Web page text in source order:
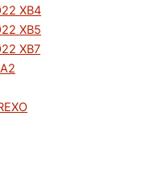
XB4
XB5
XB7